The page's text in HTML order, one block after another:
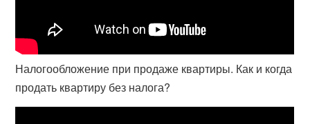
Налогообложение при продаже квартиры. Как и когда
продать квартиру без налога?